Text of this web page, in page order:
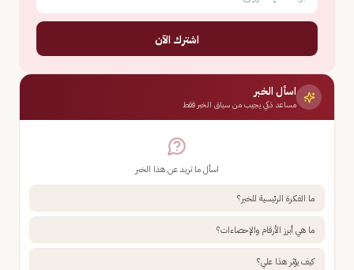
اشترك الآن
اسأل الخبر
مساعد ذكي يجيب من سياق الخبر فقط
اسأل ما تريد عن هذا الخبر
ما الفكرة الرئيسية للخبر؟
ما هي أبرز الأرقام والإحصاءات؟
كيف يؤثر هذا علي؟